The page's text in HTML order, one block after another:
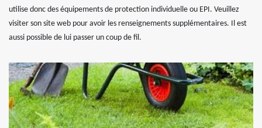
utilise donc des équipements de protection individuelle ou EPI. Veuillez
visiter son site web pour avoir les renseignements supplémentaires. Il est
aussi possible de lui passer un coup de fil.